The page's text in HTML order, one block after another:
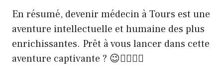
En résumé, devenir médecin à Tours est une
aventure intellectuelle et humaine des plus
enrichissantes. Prêt à vous lancer dans cette
aventure captivante ? 😉👩‍⚕️👨‍⚕️